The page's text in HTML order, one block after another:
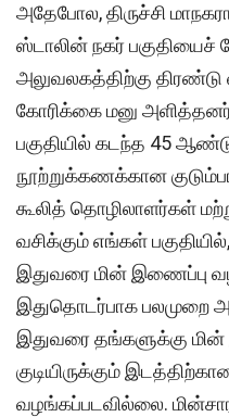
அதேபோல, திருச்சி
ஸ்டாலின் நகர்
அலுவலகத்திற்கு திரண்டு
கோரிக்கை மனு
பகுதியில் கடந்த 45
நூற்றுக்கணக்கான
கூலித் தொழிலாளர்கள்
வசிக்கும் எங்கள்
இதுவரை மின் இணைப்பு
இதுதொடர்பாக பலமுறை
இதுவரை தங்களுக்கு
குடியிருக்கும்
வழங்கப்படவில்லை.